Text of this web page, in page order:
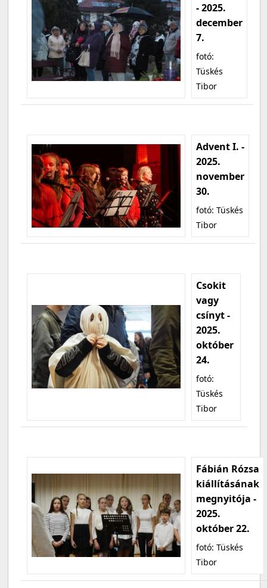
- 2025.
december
7.
fotó:
Tüskés
Tibor
Advent I. -
2025.
november
30.
fotó: Tüskés
Tibor
Csokit
vagy
csínyt -
2025.
október
24.
fotó:
Tüskés
Tibor
Fábián Rózsa
kiállításának
megnyitója -
2025.
október 22.
fotó: Tüskés
Tibor